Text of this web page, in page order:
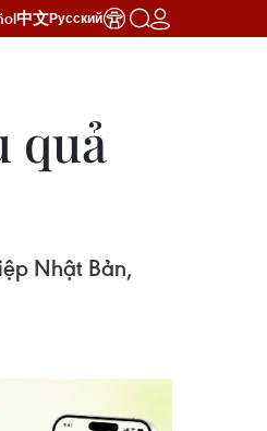
中文Русский
quả
Nhật Bản,